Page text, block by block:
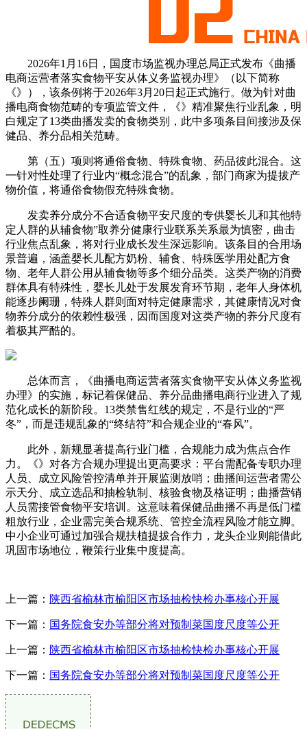
2026年1月16日，国度市场监视办理总局正式发布《曲播
电商运营者落实食物平安从体义务监视办理》（以下简称
《》），该条例将于2026年3月20日起正式施行。做为针对曲
播电商食物范畴的专项监管文件，《》精准聚焦行业乱象，明
白规定了13类曲播发卖的食物类别，此中多项条目间接涉及保
健品、养分品相关范畴。
第（五）项则将通俗食物、特殊食物、药品彼此混合。这
一针对性处理了行业内“概念混合”的乱象，部门商家为提拔产
物价值，将通俗食物假充特殊食物。
发卖养分成分不合适食物平安尺度的专供婴长儿和其他特
定人群的从辅食物”取养分健康行业联系关系最为慎密，曲击
行业焦点乱象，将对行业成长发生深远影响。该条目的合用场
景普遍，涵盖婴长儿配方奶粉、辅食、特殊医学用处配方食
物、老年人群公用从辅食物等多个细分品类。这类产物的消费
群体具有特殊性，婴长儿处于发展发育环节期，老年人身体机
能逐步阑珊，特殊人群则面对特定健康需求，其健康情况对食
物养分成分的依赖性极强，因而国度对这类产物的养分尺度有
着极其严酷的。
总体而言，《曲播电商运营者落实食物平安从体义务监视
办理》的实施，标记着保健品、养分品曲播电商行业进入了规
范化成长的新阶段。13类禁售红线的规定，不是行业的“严
冬”，而是违规乱象的“终结符”和合规企业的“春风”。
此外，新规显著提高行业门槛，合规能力成为焦点合作
力。《》对各方合规办理提出更高要求：平台需配备专职办理
人员、成立风险管控清单并开展监测放哨；曲播间运营者需公
示天分、成立选品和抽检轨制、核验食物及格证明；曲播营销
人员需接管食物平安培训。这意味着保健品曲播不再是低门槛
粗放行业，企业需完美合规系统、管控全流程风险才能立脚。
中小企业可通过加强合规扶植提拔合作力，龙头企业则能借此
巩固市场地位，鞭策行业集中度提高。
上一篇： 陕西省榆林市榆阳区市场抽检快检办事核心开展
下一篇： 国务院食安办等部分将对预制菜国度尺度等公开
上一篇： 陕西省榆林市榆阳区市场抽检快检办事核心开展
下一篇： 国务院食安办等部分将对预制菜国度尺度等公开